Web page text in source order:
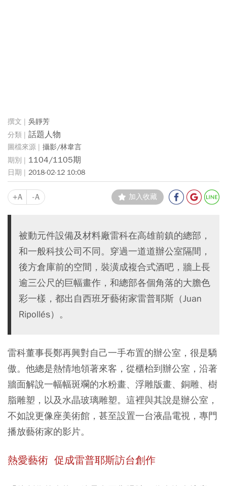
吳靜芳
話題人物
攝影/林韋言
1104/1105期
2018-02-12 10:08
+A -A 加入收藏
被動元件設備及材料廠雷科在高雄前鎮的總部，
和一般科技公司不同。穿過一道道辦公室隔間，
後方倉庫前的空間，裝潢成複合式酒吧，牆上長
逾三公尺的巨幅畫作，和總部各個角落的大膽色
彩一樣，都出自西班牙藝術家雷普耶斯（Juan
Ripollés）。
雷科董事長鄭再興對自己一手布置的辦公室，很是驕
傲。他總是熱情地領著來客，從櫃枱到辦公室，沿著
牆面解說一幅幅斑斕的水粉畫、浮雕版畫、銅雕、樹
脂雕塑，以及水晶玻璃雕塑。這裡與其說是辦公室，
不如說更像座美術館，甚至設置一台液晶電視，專門
播放藝術家的影片。
熱愛藝術 促成雷普耶斯訪台創作